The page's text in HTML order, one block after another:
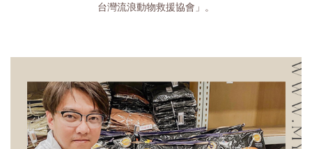
台灣流浪動物救援協會」。